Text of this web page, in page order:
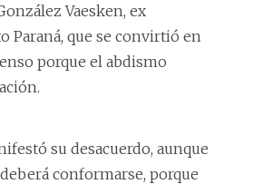
Vaesken, ex
Paraná, que se convirtió en
porque el abdismo
su desacuerdo, aunque
conformarse, porque